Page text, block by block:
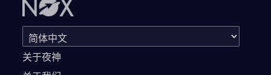
关于夜神